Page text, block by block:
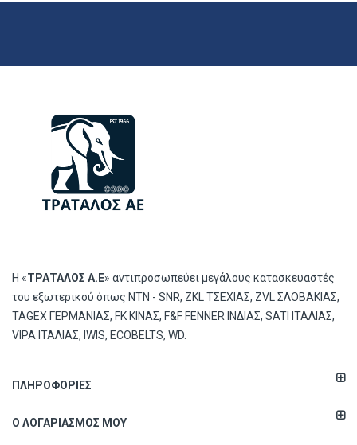
Η «ΤΡΑΤΑΛΟΣ Α.Ε» αντιπροσωπεύει μεγάλους κατασκευαστές
του εξωτερικού όπως ΝΤΝ - SNR, ZKL ΤΣΕΧΙΑΣ, ZVL ΣΛΟΒΑΚΙΑΣ,
TAGEX ΓΕΡΜΑΝΙΑΣ, FK ΚΙΝΑΣ, F&F FENNER ΙΝΔΙΑΣ, SATI ΙΤΑΛΙΑΣ,
VIPA ΙΤΑΛΙΑΣ, IWIS, ECOBELTS, WD.
ΠΛΗΡΟΦΟΡΊΕΣ
Ο ΛΟΓΑΡΙΑΣΜΌΣ ΜΟΥ